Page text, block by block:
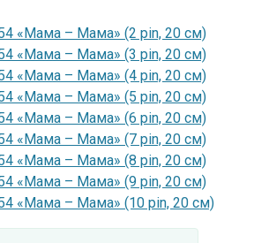
«Мама – Мама» (2 pin, 20 см)
«Мама – Мама» (3 pin, 20 см)
«Мама – Мама» (4 pin, 20 см)
«Мама – Мама» (5 pin, 20 см)
«Мама – Мама» (6 pin, 20 см)
«Мама – Мама» (7 pin, 20 см)
«Мама – Мама» (8 pin, 20 см)
«Мама – Мама» (9 pin, 20 см)
«Мама – Мама» (10 pin, 20 см)